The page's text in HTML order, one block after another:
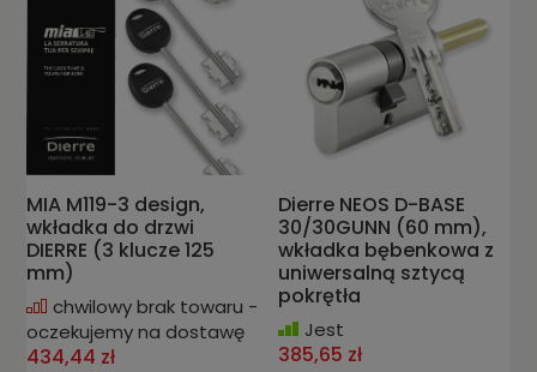
MIA M119-3 design,
wkładka do drzwi
DIERRE (3 klucze 125
mm)
chwilowy brak towaru -
oczekujemy na dostawę
434,44 zł
Dierre NEOS D-BASE
30/30GUNN (60 mm),
wkładka bębenkowa z
uniwersalną sztycą
pokrętła
Jest
385,65 zł